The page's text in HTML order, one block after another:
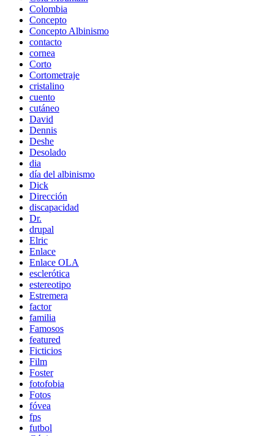
Colombia
Concepto
Concepto Albinismo
contacto
cornea
Corto
Cortometraje
cristalino
cuento
cutáneo
David
Dennis
Deshe
Desolado
dia
día del albinismo
Dick
Dirección
discapacidad
Dr.
drupal
Elric
Enlace
Enlace OLA
esclerótica
estereotipo
Estremera
factor
familia
Famosos
featured
Ficticios
Film
Foster
fotofobia
Fotos
fóvea
fps
futbol